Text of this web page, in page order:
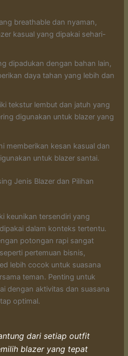
breathable dan nyaman,
kasual yang dipakai sehari-
dipadukan dengan bahan lain,
daya tahan yang lebih dan
tekstur lembut dan jatuh yang
digunakan untuk blazer yang
memberikan kesan kasual dan
untuk blazer santai.
Jenis Blazer dan Pilihan
keunikan tersendiri yang
dalam konteks tertentu.
potongan rapi sangat
pertemuan bisnis,
lebih cocok untuk suasana
teman. Penting untuk
dengan aktivitas dan suasana
optimal.
dari setiap outfit
blazer yang tepat